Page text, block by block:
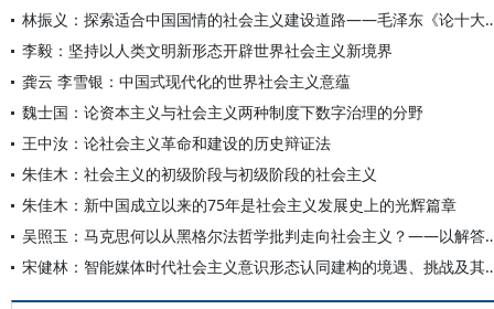
林振义：探索适合中国国情的社会
李毅：坚持以人类文明新形态开辟世界社会主义新境界
龚云 李雪银：中国式现代化的世界社会主义意蕴
魏士国：论资本主义与社会主义两种制度下数字治理的分野
王中汝：论社会主义革命和建设的历史辩证法
朱佳木：社会主义的初级阶段与初级阶段的社会主义
朱佳木：新中国成立以来的75年是社会主义发展史上的光辉篇章
吴照玉：马克思何以从黑格尔法哲学
宋健林：智能媒体时代社会主